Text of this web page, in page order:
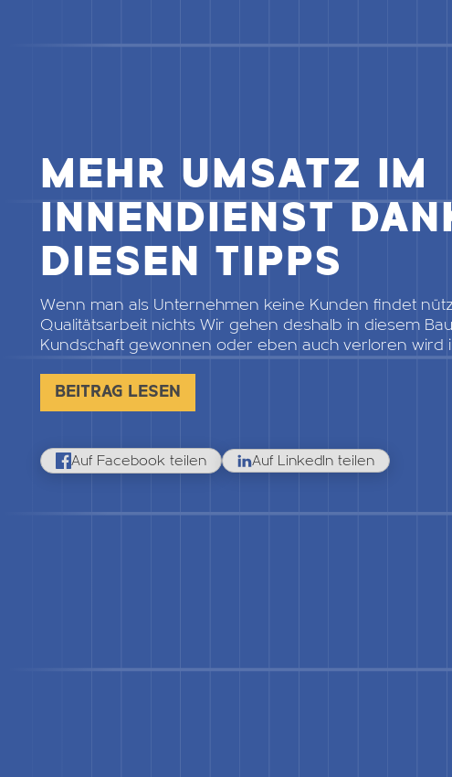
MEHR UMSATZ IM
INNENDIENST
DIESEN TIPPS
Wenn man als Unternehmen keine Kunden findet
Qualitätsarbeit nichts Wir gehen deshalb in diesem
Kundschaft gewonnen oder eben auch verloren wird
BEITRAG LESEN
Auf Facebook teilen Auf LinkedIn teilen